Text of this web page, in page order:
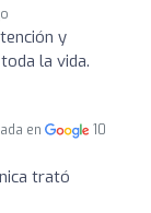
y
la vida.
en
10
trató